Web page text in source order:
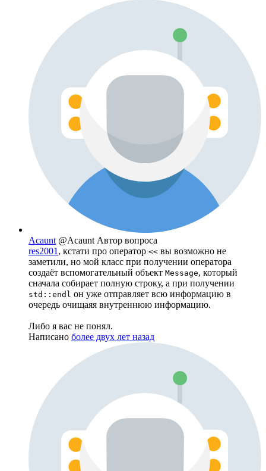
Acaunt @Acaunt Автор вопроса
res2001 , кстати про оператор << вы возможно не
заметили, но мой класс при получении оператора
создаёт вспомогательный объект Message, который
сначала собирает полную строку, а при получении
std::endl он уже отправляет всю информацию в
очередь очищаяя внутреннюю информацию.
Либо я вас не понял.
Написано более двух лет назад